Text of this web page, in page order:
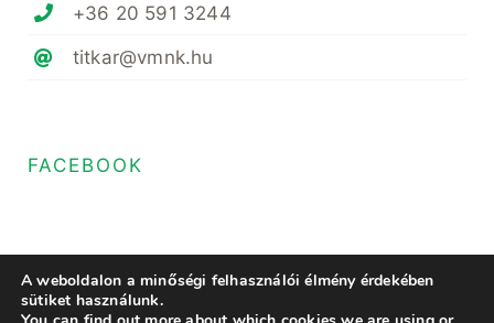
+36 20 591 3244
titkar@vmnk.hu
FACEBOOK
A weboldalon a minőségi felhasználói élmény érdekében
sütiket használunk.